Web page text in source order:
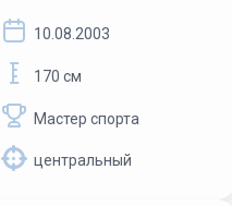
10.08.2003
170 см
Мастер спорта
центральный